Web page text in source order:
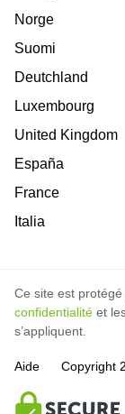
Norge
Suomi
Deutchland
Luxembourg
United Kingdom
España
France
Italia
Ce site est
confidentialité et
s’appliquent.
Aide Copyright